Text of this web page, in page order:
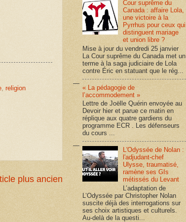
, religion
plus ancien
Cour suprême du
Canada : affaire Lola,
une victoire à la
Pyrrhus pour ceux qui
distinguent mariage
et union libre ?
Mise à jour du vendredi 25 janvier
La Cour suprême du Canada met un
terme à la saga judiciaire de Lola
contre Éric en statuant que le rég...
« La pédagogie de
l’accommodement »
Lettre de Joëlle Quérin envoyée au
Devoir hier et parue ce matin en
réplique aux quatre gardiens du
programme ECR . Les défenseurs
du cours ...
L'Odyssée de Nolan :
l'adjudant-chef
Ulysse, traumatisé,
ramène ses GIs
métissés du Levant
L’adaptation de
L’Odyssée par Christopher Nolan
suscite déjà des interrogations sur
ses choix artistiques et culturels.
Au-delà de la questi...